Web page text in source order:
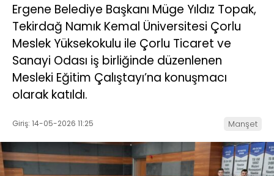
Ergene Belediye Başkanı Müge Yıldız Topak,
Tekirdağ Namık Kemal Üniversitesi Çorlu
Meslek Yüksekokulu ile Çorlu Ticaret ve
Sanayi Odası iş birliğinde düzenlenen
Mesleki Eğitim Çalıştayı’na konuşmacı
olarak katıldı.
Giriş: 14-05-2026 11:25 Manşet